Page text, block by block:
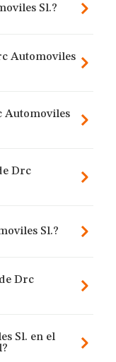
Sl.?
Automoviles
Automoviles
Drc
Sl.?
Drc
Sl. en el